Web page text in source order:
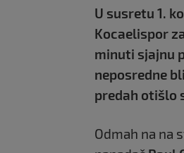
U susretu 1.
Kocaelispor
minuti sjajnu
neposredne
predah otišlo
Odmah na na